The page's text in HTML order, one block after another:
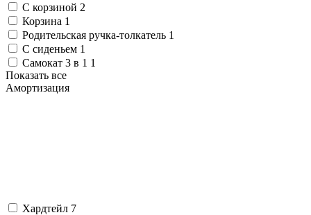
С корзиной 2
Корзина 1
Родительская ручка-толкатель 1
С сиденьем 1
Самокат 3 в 1 1
Показать все
Амортизация
Хардтейл 7